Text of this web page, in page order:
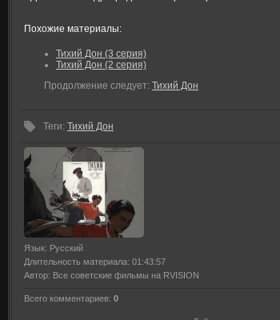
Похожие материалы:
Тихий Дон (3 серия)
Тихий Дон (2 серия)
Продолжение следует: Тихий Дон
Теги: Тихий Дон
Язык: Русский
Длительность материала: 01:43:57
Автор: Все советские фильмы на RVISION
Всего комментариев: 0